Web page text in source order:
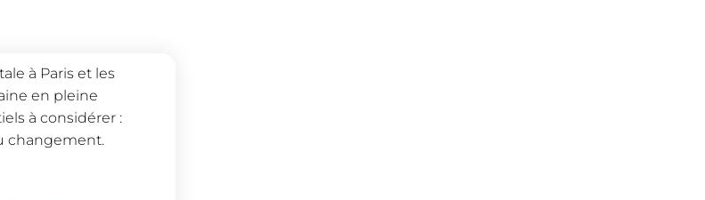
à Paris et les
en pleine
à considérer :
changement.